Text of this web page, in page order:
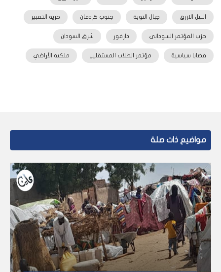
النيل الازرق جبال النوبة جنوب كردفان حرية التعبير
حزب المؤتمر السودانى دارفور شرق السودان
قضايا سياسية مؤتمر الطلاب المستقلين ملكية الأراضي
مواضيع ذات صلة